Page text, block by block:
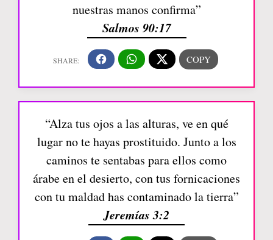
nuestras manos confirma”
Salmos 90:17
“Alza tus ojos a las alturas, ve en qué
lugar no te hayas prostituido. Junto a los
caminos te sentabas para ellos como
árabe en el desierto, con tus fornicaciones
con tu maldad has contaminado la tierra”
Jeremías 3:2